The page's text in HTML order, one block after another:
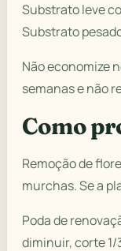
Substrato leve
Substrato
Não economize
semanas e não
Como
Remoção de
murchas. Se a
Poda de
diminuir, corte 1/